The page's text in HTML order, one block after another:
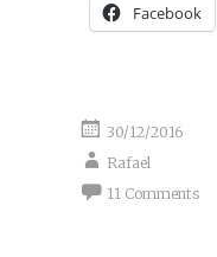
Facebook
30/12/2016
Rafael
11 Comments